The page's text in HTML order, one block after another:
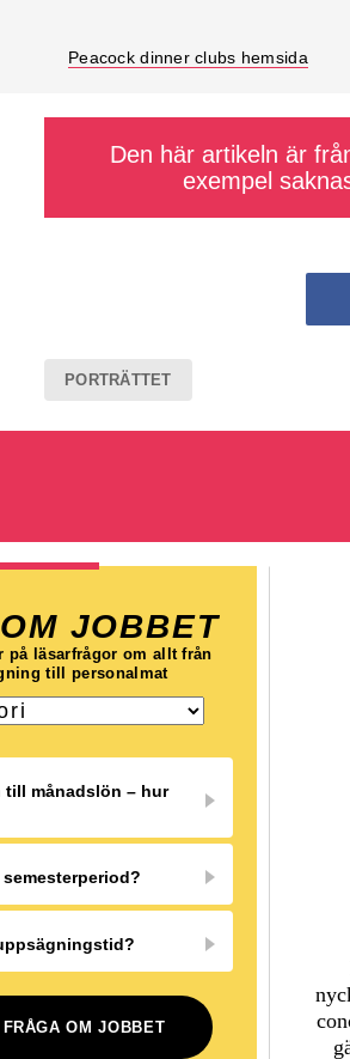
Peacock dinner clubs hemsida
Den här artikeln är
exempel
PORTRÄTTET
JOBBET
på läsarfrågor om allt från
till personalmat
till månadslön – hur
OM JOBBET